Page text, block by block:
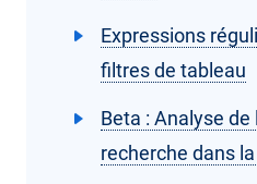
Expressions
filtres de tableau
Beta : Analyse
recherche dans